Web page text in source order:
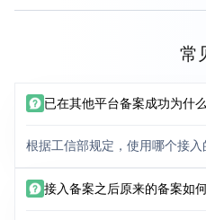
常
已在其他平台备案成功为什
根据工信部规定，使用哪个接
接入备案之后原来的备案如